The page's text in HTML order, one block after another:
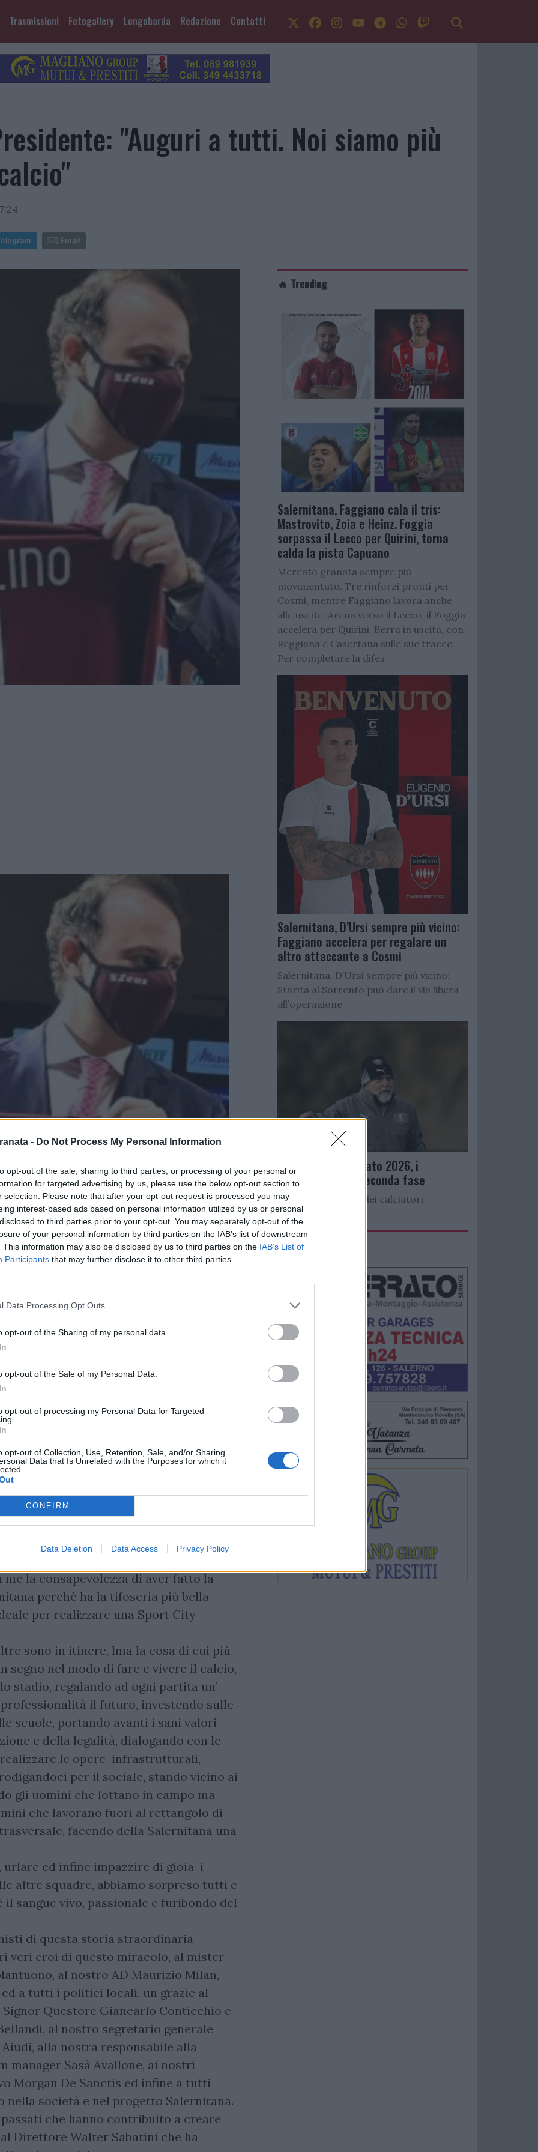
- Do Not Process My Personal Information
opt-out of the sale, sharing to third parties, or processing of your personal or
for targeted advertising by us, please use the below opt-out section to
selection. Please note that after your opt-out request is processed you may
interest-based ads based on personal information utilized by us or personal
to third parties prior to your opt-out. You may separately opt-out of the
of your personal information by third parties on the IAB’s list of downstream
This information may also be disclosed by us to third parties on the IAB’s List of
Participants that may further disclose it to other third parties.
Data Processing Opt Outs
opt-out of the Sharing of my personal data.
opt-out of the Sale of my Personal Data.
opt-out of processing my Personal Data for Targeted
opt-out of Collection, Use, Retention, Sale, and/or Sharing
Data that Is Unrelated with the Purposes for which it
CONFIRM
Data Deletion Data Access Privacy Policy
Trasmissioni Fotogallery Longobarda Redazione Contatti
"Auguri a tutti. Noi siamo più
Email
che possa spazzare via le tante
e portarci tanta salute,pace e gioia di
che definirlo stupendo e
me e la mia famiglia : abbiamo
del magazine L’Espresso, il più
gruppo BFC, con cui stiamo portando
al modello Eduinfotaiment per
ed in linea con i linguaggi ed i
del primo anno da Presidente
in cui ho vissuto le più belle
e di passione, un anno in cui
il calcio sia uno strumento di unione e
società.
la consapevolezza di aver fatto la
perché ha la tifoseria più bella
per realizzare una Sport City
sono in itinere, lma la cosa di cui più
segno nel modo di fare e vivere il calcio,
stadio, regalando ad ogni partita un’
il futuro, investendo sulle
scuole, portando avanti i sani valori
e della legalità, dialogando con le
le opere infrastrutturali,
per il sociale, stando vicino ai
gli uomini che lottano in campo ma
che lavorano fuori al rettangolo di
facendo della Salernitana una
urlare ed infine impazzire di gioia i
altre squadre, abbiamo sorpreso tutti e
sangue vivo, passionale e furibondo del
di questa storia straordinaria
veri eroi di questo miracolo, al mister
al nostro AD Maurizio Milan,
a tutti i politici locali, un grazie al
Questore Giancarlo Conticchio e
al nostro segretario generale
alla nostra responsabile alla
manager Sasà Avallone, ai nostri
Morgan De Sanctis ed infine a tutti
società e nel progetto Salernitana.
che hanno contribuito a creare
Direttore Walter Sabatini che ha
🔥 Trending
Salernitana, Faggiano cala il tris:
Mastrovito, Zoia e Heinz. Foggia
sorpassa il Lecco per Quirini, torna
calda la pista Capuano
Mercato granata sempre più
movimentato. Tre rinforzi pronti per
Cosmi, mentre Faggiano lavora anche
alle uscite: Arena verso il Lecco, il Foggia
accelera per Quirini. Berra in uscita, con
Reggiana e Casertana sulle sue tracce.
Per completare la difes
Salernitana, D’Ursi sempre più vicino:
Faggiano accelera per regalare un
altro attaccante a Cosmi
Salernitana, D’Ursi sempre più vicino:
Starita al Sorrento può dare il via libera
all’operazione
Ritiro precampionato 2026, i
convocati per la seconda fase
Di seguito l’elenco dei calciatori
convocati per...
IMACO Promosolution